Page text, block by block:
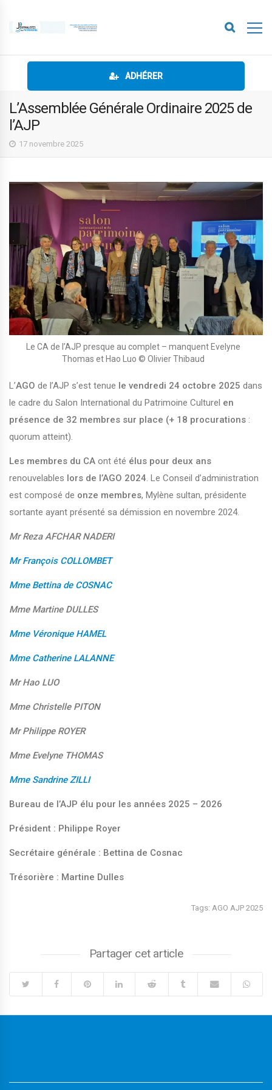
ADHÉRER
L’Assemblée Générale Ordinaire 2025 de
l’AJP
17 novembre 2025
Le CA de l’AJP presque au complet – manquent Evelyne
Thomas et Hao Luo © Olivier Thibaud
L’AGO de l’AJP s’est tenue le vendredi 24 octobre 2025 dans
le cadre du Salon International du Patrimoine Culturel en
présence de 32 membres sur place (+ 18 procurations :
quorum atteint).
Les membres du CA ont été élus pour deux ans
renouvelables lors de l’AGO 2024. Le Conseil d’administration
est composé de onze membres, Mylène sultan, présidente
sortante ayant présenté sa démission en novembre 2024.
Mr Reza AFCHAR NADERI
Mr François COLLOMBET
Mme Bettina de COSNAC
Mme Martine DULLES
Mme Véronique HAMEL
Mme Catherine LALANNE
Mr Hao LUO
Mme Christelle PITON
Mr Philippe ROYER
Mme Evelyne THOMAS
Mme Sandrine ZILLI
Bureau de l’AJP élu pour les années 2025 – 2026
Président : Philippe Royer
Secrétaire générale : Bettina de Cosnac
Trésorière : Martine Dulles
Tags: AGO AJP 2025
Partager cet article